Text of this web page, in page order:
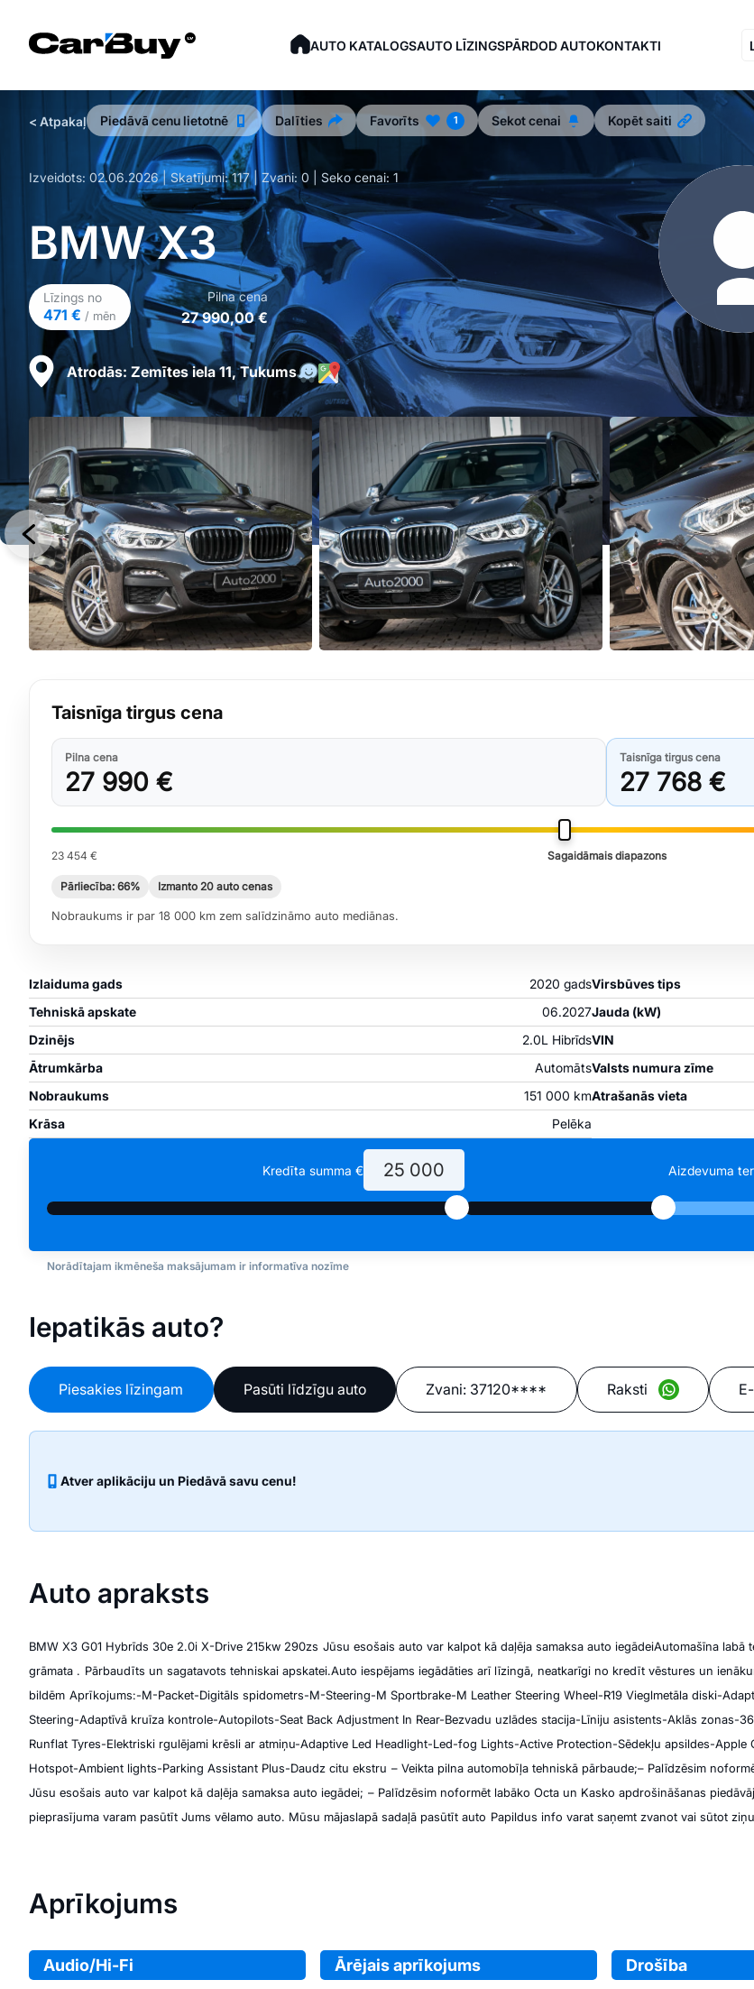
AUTO KATALOGSAUTO LĪZINGSPĀRDOD AUTOKONTAKTI
< Atpakaļ Piedāvā cenu lietotnē Dalīties Favorīts 1 Sekot cenai Kopēt saiti
Izveidots: 02.06.2026| Skatījumi:117| Zvani:0 | Seko cenai: 1
BMW X3
Līzings no
471 € / mēn
Pilna cena
27 990,00 €
Atrodās: Zemītes iela 11, Tukums
Taisnīga tirgus cena
Pilna cena
27 990 €
Taisnīga tirgus cena
27 768 €
23 454 € Sagaidāmais diapazons
Pārliecība: 66% Izmanto 20 auto cenas
Nobraukums ir par 18 000 km zem salīdzināmo auto mediānas.
Izlaiduma gads
2020 gads
Tehniskā apskate
06.2027
Dzinējs
2.0L Hibrīds
Ātrumkārba
Automāts
Nobraukums
151 000 km
Krāsa
Pelēka
Virsbūves tips
Jauda (kW)
VIN
Valsts numura zīme
Atrašanās vieta
Kredīta summa € Aizdevuma
Norādītajam ikmēneša maksājumam ir informatīva nozīme
Iepatikās auto?
Piesakies līzingam Pasūti līdzīgu auto Zvani: 37120**** Raksti
Atver aplikāciju un Piedāvā savu cenu!
Auto apraksts
BMW X3 G01 Hybrīds 30e 2.0i X-Drive 215kw 290zs Jūsu esošais auto var kalpot kā daļēja samaksa auto iegādeiAutomašīna labā
grāmata . Pārbaudīts un sagatavots tehniskai apskatei.Auto iespējams iegādāties arī līzingā, neatkarīgi no kredīt vēstures un
bildēm Aprīkojums:-M-Packet-Digitāls spidometrs-M-Steering-M Sportbrake-M Leather Steering Wheel-R19 Vieglmetāla diski-
Steering-Adaptīvā kruīza kontrole-Autopilots-Seat Back Adjustment In Rear-Bezvadu uzlādes stacija-Līniju asistents-Aklās zonas-
Runflat Tyres-Elektriski rgulējami krēsli ar atmiņu-Adaptive Led Headlight-Led-fog Lights-Active Protection-Sēdekļu apsildes-Apple
Hotspot-Ambient lights-Parking Assistant Plus-Daudz citu ekstru – Veikta pilna automobīļa tehniskā pārbaude;– Palīdzēsim
Jūsu esošais auto var kalpot kā daļēja samaksa auto iegādei; – Palīdzēsim noformēt labāko Octa un Kasko apdrošināšanas
pieprasījuma varam pasūtīt Jums vēlamo auto. Mūsu mājaslapā sadaļā pasūtīt auto Papildus info varat saņemt zvanot vai sūtot
Aprīkojums
Audio/Hi-Fi Ārējais aprīkojums Drošība